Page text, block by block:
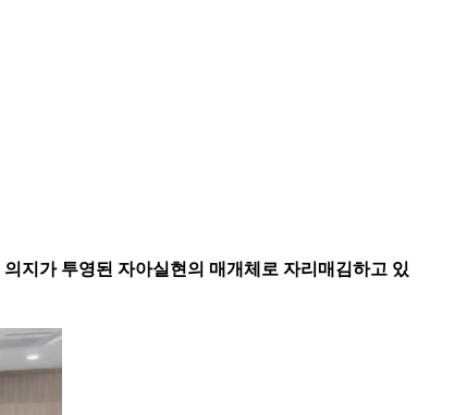
지가 투영된 자아실현의 매개체로 자리매김하고 있